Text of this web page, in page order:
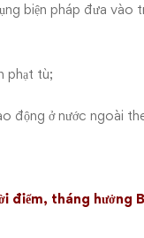
biện pháp đưa vào
phạt tù;
động ở nước ngoài
điểm, tháng hưởng